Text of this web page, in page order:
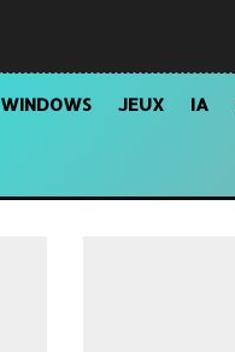
WINDOWS JEUX IA